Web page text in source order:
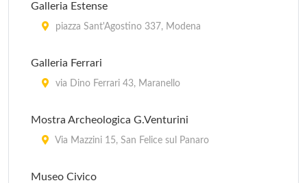
Galleria Estense
piazza Sant'Agostino 337, Modena
Galleria Ferrari
via Dino Ferrari 43, Maranello
Mostra Archeologica G.Venturini
Via Mazzini 15, San Felice sul Panaro
Museo Civico